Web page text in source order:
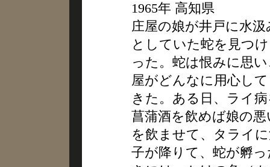
1965年 高知県
庄屋の娘が井戸に水
としていた蛇を見つ
った。蛇は恨みに思
屋がどんなに用心し
きた。ある日、ライ
菖蒲酒を飲めば娘の
を飲ませて、タライ
子が降りて、蛇が孵